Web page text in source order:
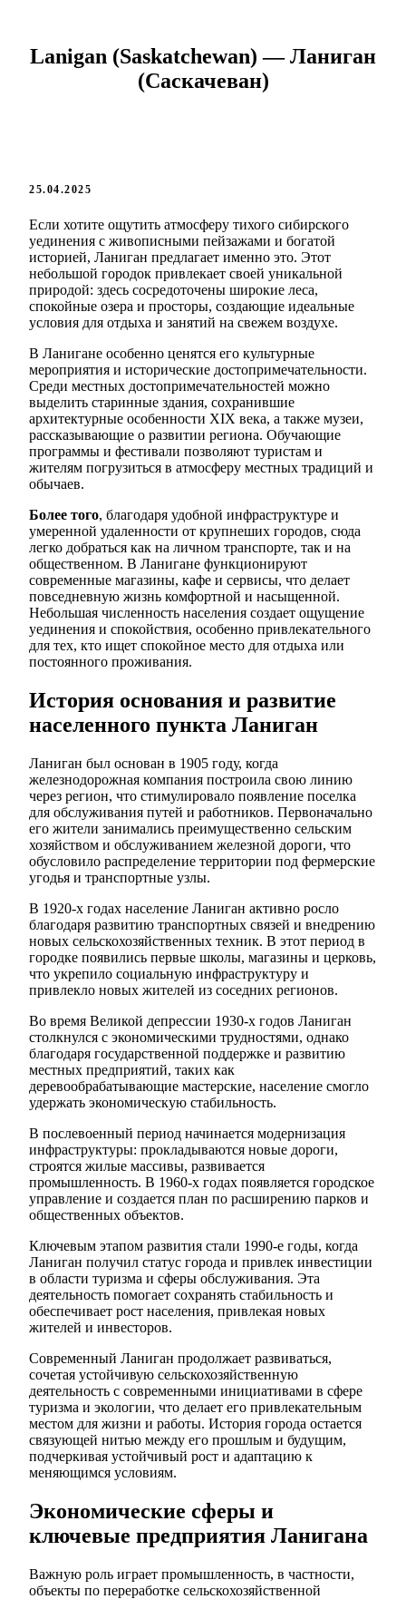
Lanigan (Saskatchewan) — Ланиган
(Саскачеван)
25.04.2025
Если хотите ощутить атмосферу тихого сибирского
уединения с живописными пейзажами и богатой
историей, Ланиган предлагает именно это. Этот
небольшой городок привлекает своей уникальной
природой: здесь сосредоточены широкие леса,
спокойные озера и просторы, создающие идеальные
условия для отдыха и занятий на свежем воздухе.
В Ланигане особенно ценятся его культурные
мероприятия и исторические достопримечательности.
Среди местных достопримечательностей можно
выделить старинные здания, сохранившие
архитектурные особенности XIX века, а также музеи,
рассказывающие о развитии региона. Обучающие
программы и фестивали позволяют туристам и
жителям погрузиться в атмосферу местных традиций и
обычаев.
Более того, благодаря удобной инфраструктуре и
умеренной удаленности от крупнеших городов, сюда
легко добраться как на личном транспорте, так и на
общественном. В Ланигане функционируют
современные магазины, кафе и сервисы, что делает
повседневную жизнь комфортной и насыщенной.
Небольшая численность населения создает ощущение
уединения и спокойствия, особенно привлекательного
для тех, кто ищет спокойное место для отдыха или
постоянного проживания.
История основания и развитие
населенного пункта Ланиган
Ланиган был основан в 1905 году, когда
железнодорожная компания построила свою линию
через регион, что стимулировало появление поселка
для обслуживания путей и работников. Первоначально
его жители занимались преимущественно сельским
хозяйством и обслуживанием железной дороги, что
обусловило распределение территории под фермерские
угодья и транспортные узлы.
В 1920-х годах население Ланиган активно росло
благодаря развитию транспортных связей и внедрению
новых сельскохозяйственных техник. В этот период в
городке появились первые школы, магазины и церковь,
что укрепило социальную инфраструктуру и
привлекло новых жителей из соседних регионов.
Во время Великой депрессии 1930-х годов Ланиган
столкнулся с экономическими трудностями, однако
благодаря государственной поддержке и развитию
местных предприятий, таких как
деревообрабатывающие мастерские, население смогло
удержать экономическую стабильность.
В послевоенный период начинается модернизация
инфраструктуры: прокладываются новые дороги,
строятся жилые массивы, развивается
промышленность. В 1960-х годах появляется городское
управление и создается план по расширению парков и
общественных объектов.
Ключевым этапом развития стали 1990-е годы, когда
Ланиган получил статус города и привлек инвестиции
в области туризма и сферы обслуживания. Эта
деятельность помогает сохранять стабильность и
обеспечивает рост населения, привлекая новых
жителей и инвесторов.
Современный Ланиган продолжает развиваться,
сочетая устойчивую сельскохозяйственную
деятельность с современными инициативами в сфере
туризма и экологии, что делает его привлекательным
местом для жизни и работы. История города остается
связующей нитью между его прошлым и будущим,
подчеркивая устойчивый рост и адаптацию к
меняющимся условиям.
Экономические сферы и
ключевые предприятия Ланигана
Важную роль играет промышленность, в частности,
объекты по переработке сельскохозяйственной